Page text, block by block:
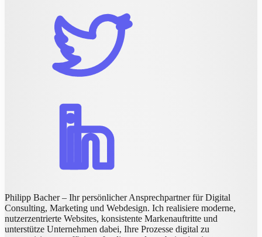
Philipp Bacher – Ihr persönlicher Ansprechpartner für Digital
Consulting, Marketing und Webdesign. Ich realisiere moderne,
nutzerzentrierte Websites, konsistente Markenauftritte und
unterstütze Unternehmen dabei, Ihre Prozesse digital zu